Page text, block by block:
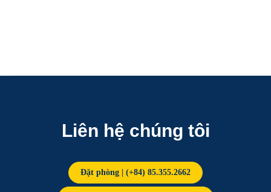
Liên hệ chúng tôi
Đặt phòng | (+84) 85.355.2662